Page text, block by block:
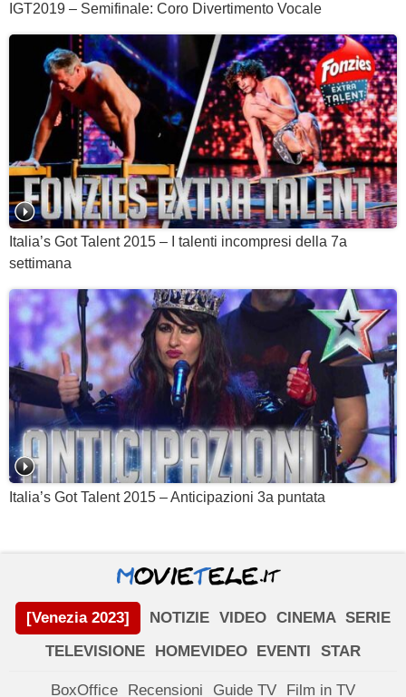
IGT2019 – Semifinale: Coro Divertimento Vocale
Italia’s Got Talent 2015 – I talenti incompresi della 7a
settimana
Italia’s Got Talent 2015 – Anticipazioni 3a puntata
[Venezia 2023] NOTIZIE VIDEO CINEMA SERIE
TELEVISIONE
HOMEVIDEO EVENTI STAR
BoxOffice Recensioni Guide TV Film in TV